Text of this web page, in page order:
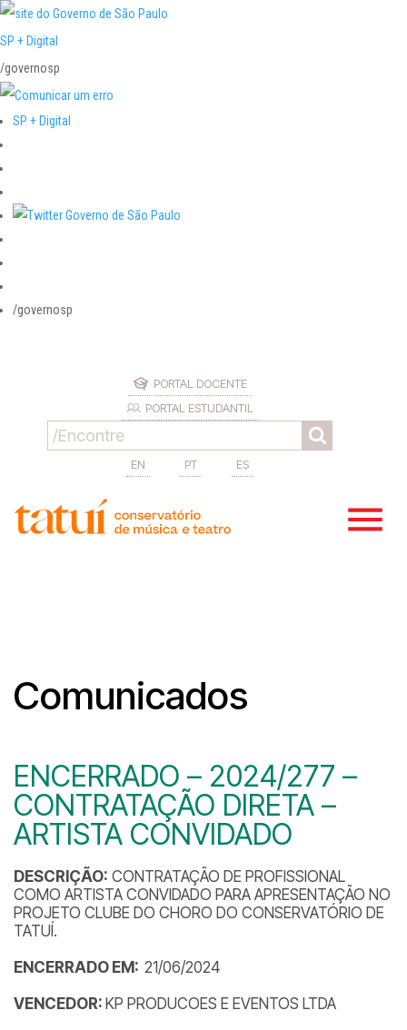
SP + Digital
/governosp
SP + Digital
/governosp
PORTAL DOCENTE
PORTAL ESTUDANTIL
EN PT ES
Comunicados
ENCERRADO – 2024/277 –
CONTRATAÇÃO DIRETA –
ARTISTA CONVIDADO
DESCRIÇÃO: CONTRATAÇÃO DE PROFISSIONAL
COMO ARTISTA CONVIDADO PARA APRESENTAÇÃO NO
PROJETO CLUBE DO CHORO DO CONSERVATÓRIO DE
TATUÍ.
ENCERRADO EM: 21/06/2024
VENCEDOR: KP PRODUCOES E EVENTOS LTDA